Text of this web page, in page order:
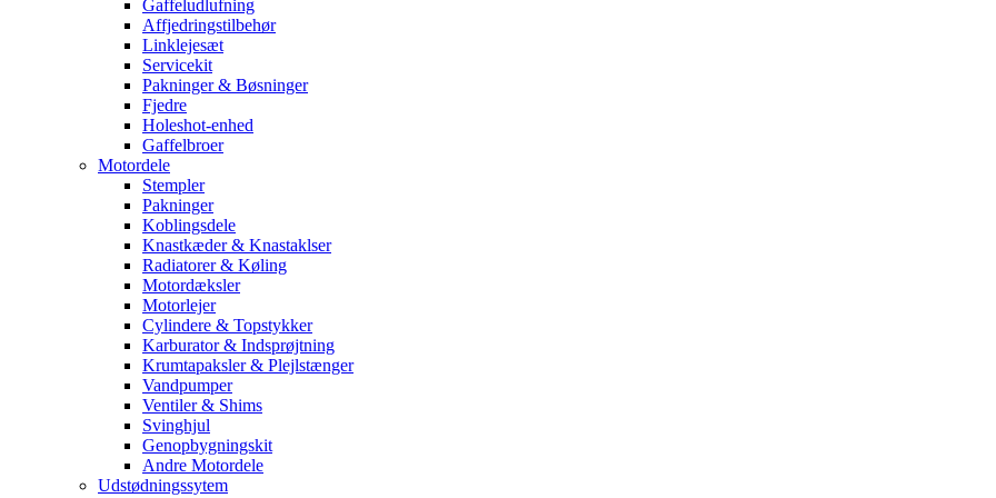
Gaffeludlufning
Affjedringstilbehør
Linklejesæt
Servicekit
Pakninger & Bøsninger
Fjedre
Holeshot-enhed
Gaffelbroer
Motordele
Stempler
Pakninger
Koblingsdele
Knastkæder & Knastaklser
Radiatorer & Køling
Motordæksler
Motorlejer
Cylindere & Topstykker
Karburator & Indsprøjtning
Krumtapaksler & Plejlstænger
Vandpumper
Ventiler & Shims
Svinghjul
Genopbygningskit
Andre Motordele
Udstødningssytem